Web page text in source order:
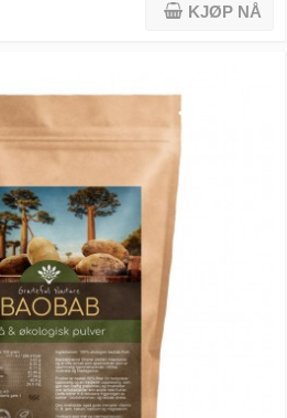
KJØP NÅ